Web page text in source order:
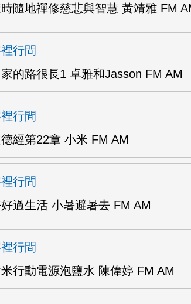
隨地禪修慈悲與智慧 黃靖雅 FM
行間
的路很長1 卓雅和Jasson FM AM
行間
經第22章 小米 FM AM
行間
過生活 小暑避暑去 FM AM
行間
行動電源泡鹽水 陳偉婷 FM AM